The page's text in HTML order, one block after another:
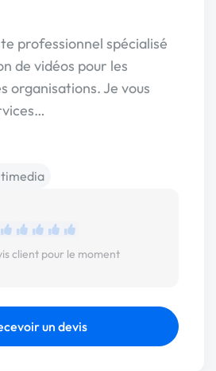
professionnel spécialisé
de vidéos pour les
organisations. Je vous
client pour le moment
un devis